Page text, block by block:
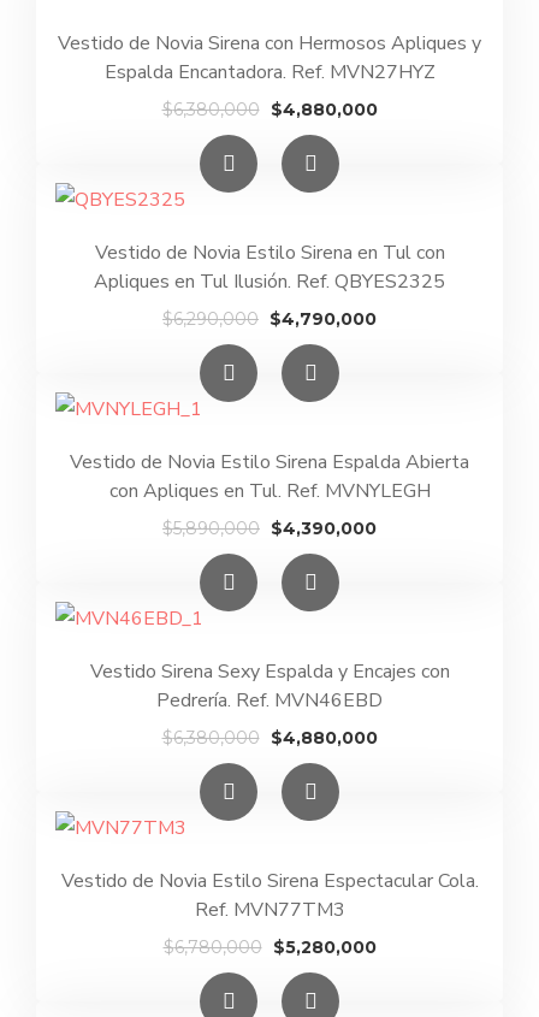
Vestido de Novia Sirena con Hermosos Apliques y
Espalda Encantadora. Ref. MVN27HYZ
$6,380,000 El
precio
original
era:
$4,880,000El
Vestido de Novia Estilo Sirena en Tul con
Apliques en Tul Ilusión. Ref. QBYES2325
$6,290,000 El
precio
original
era:
$4,790,000El
Vestido de Novia Estilo Sirena Espalda Abierta
con Apliques en Tul. Ref. MVNYLEGH
$5,890,000 El
precio
original
era:
$4,390,000El
Vestido Sirena Sexy Espalda y Encajes con
Pedrería. Ref. MVN46EBD
$6,380,000 El
precio
original
era:
$4,880,000El
Vestido de Novia Estilo Sirena Espectacular Cola.
Ref. MVN77TM3
$6,780,000 El
precio
original
$5,280,000El